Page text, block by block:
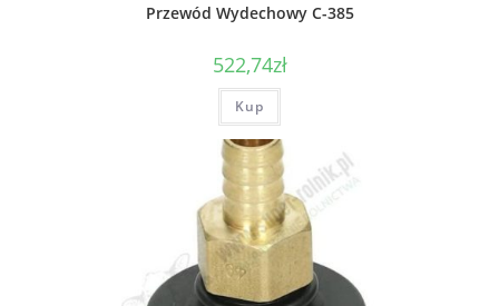
Przewód Wydechowy C-385
522,74zł
Kup